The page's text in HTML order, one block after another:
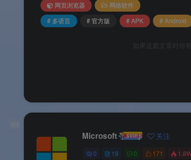
📱Google Play 便捷获取：通过
：提供绝佳的
软件亮点
网页浏览器
网络软件
# 多语言
# 官方版 # APK # Android
如果这篇文章对你
Microsoft 关注
0 19 0 171